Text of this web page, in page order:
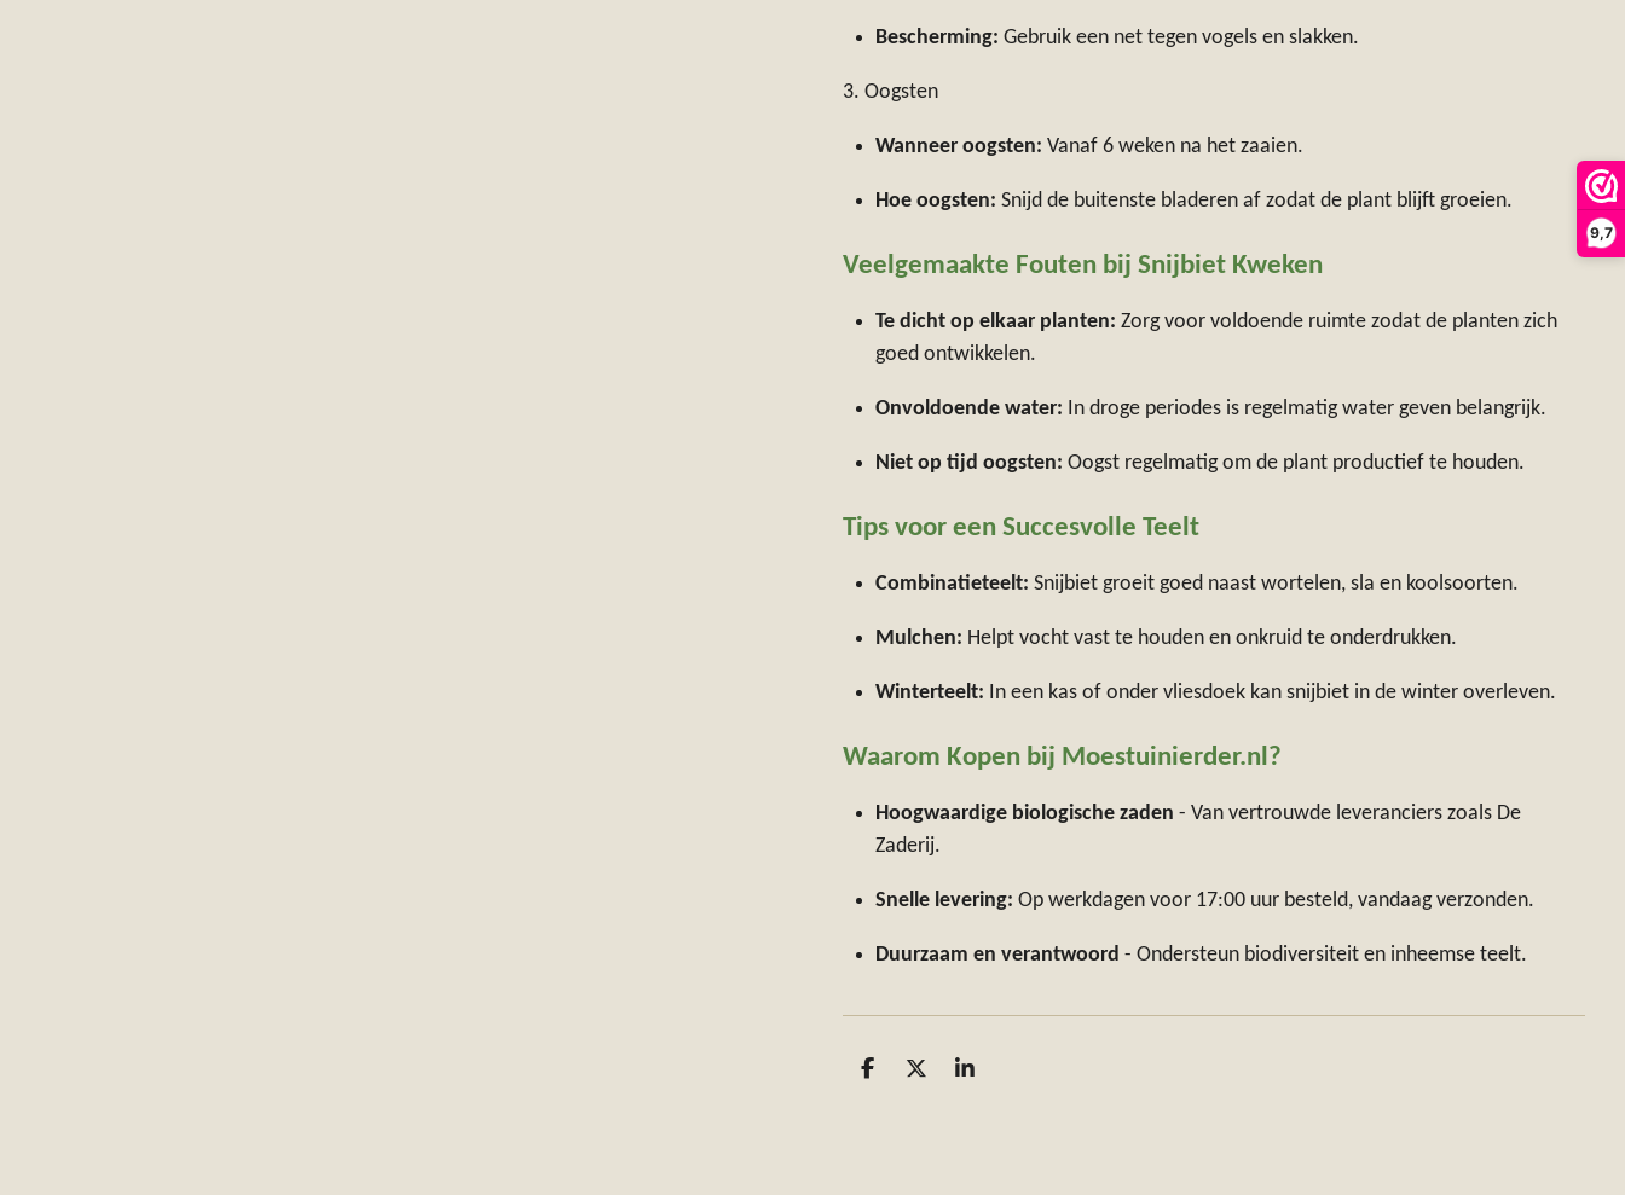
9,7
Bescherming: Gebruik een net tegen vogels en slakken.
3. Oogsten
Wanneer oogsten: Vanaf 6 weken na het zaaien.
Hoe oogsten: Snijd de buitenste bladeren af zodat de plant blijft groeien.
Veelgemaakte Fouten bij Snijbiet Kweken
Te dicht op elkaar planten: Zorg voor voldoende ruimte zodat de planten zich
goed ontwikkelen.
Onvoldoende water: In droge periodes is regelmatig water geven belangrijk.
Niet op tijd oogsten: Oogst regelmatig om de plant productief te houden.
Tips voor een Succesvolle Teelt
Combinatieteelt: Snijbiet groeit goed naast wortelen, sla en koolsoorten.
Mulchen: Helpt vocht vast te houden en onkruid te onderdrukken.
Winterteelt: In een kas of onder vliesdoek kan snijbiet in de winter overleven.
Waarom Kopen bij Moestuinierder.nl?
Hoogwaardige biologische zaden - Van vertrouwde leveranciers zoals De
Zaderij.
Snelle levering: Op werkdagen voor 17:00 uur besteld, vandaag verzonden.
Duurzaam en verantwoord - Ondersteun biodiversiteit en inheemse teelt.
D
D
S